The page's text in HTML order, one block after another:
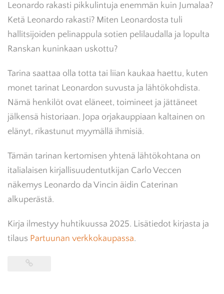
Leonardo rakasti pikkulintuja enemmän kuin Jumalaa?
Ketä Leonardo rakasti? Miten Leonardosta tuli
hallitsijoiden pelinappula sotien pelilaudalla ja lopulta
Ranskan kuninkaan uskottu?
Tarina saattaa olla totta tai liian kaukaa haettu, kuten
monet tarinat Leonardon suvusta ja lähtökohdista.
Nämä henkilöt ovat eläneet, toimineet ja jättäneet
jälkensä historiaan. Jopa orjakauppiaan kaltainen on
elänyt, rikastunut myymällä ihmisiä.
Tämän tarinan kertomisen yhtenä lähtökohtana on
italialaisen kirjallisuudentutkijan Carlo Veccen
näkemys Leonardo da Vincin äidin Caterinan
alkuperästä.
Kirja ilmestyy huhtikuussa 2025. Lisätiedot kirjasta ja
tilaus Partuunan verkkokaupassa.